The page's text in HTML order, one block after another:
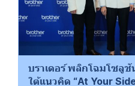
บราเดอร์ พลิกโฉมโซลู
ใต้แนวคิด “At Your